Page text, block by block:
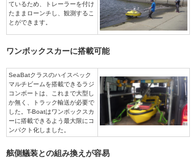
ているため、トレーラーを付け
たままローンチし、観測するこ
とができます。
ワンボックスカーに搭載可能
SeaBatクラスのハイスペック
マルチビームを搭載できるラジ
コンボートは、これまで大型し
か無く、トラック輸送が必要で
した。T-Boatはワンボックスカ
ーに搭載できるよう最大限にコ
ンパクト化しました。
舷側艤装との組み換えが容易